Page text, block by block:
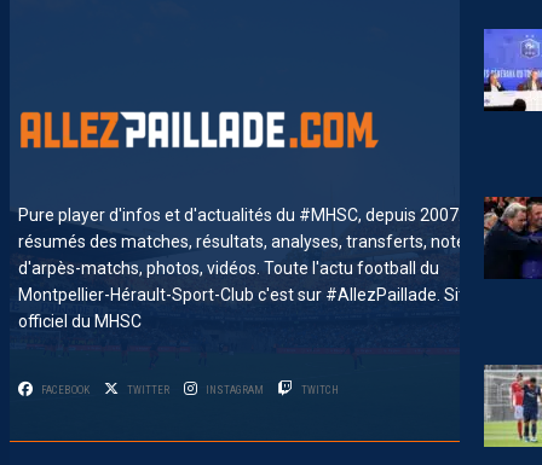
Pure player d'infos et d'actualités du #MHSC, depuis 2007. News,
résumés des matches, résultats, analyses, transferts, notes
d'arpès-matchs, photos, vidéos. Toute l'actu football du
Montpellier-Hérault-Sport-Club c'est sur #AllezPaillade. Site non-
officiel du MHSC
FACEBOOK TWITTER INSTAGRAM TWITCH